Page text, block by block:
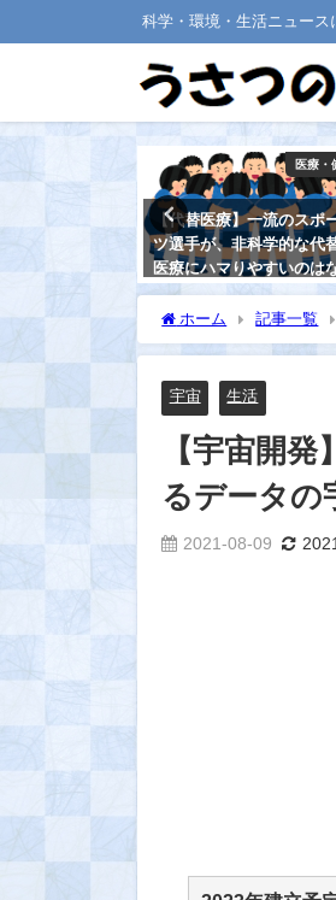
科学・環境・生活ニュース
医療・
【代替医療】一流のスポ
ツ選手が、非科学的な代
医療にハマりやすいのは
ぜか？
2021-08-31
ホーム 記事一覧
宇宙 生活
【宇宙開
るデータの
2021-08-09